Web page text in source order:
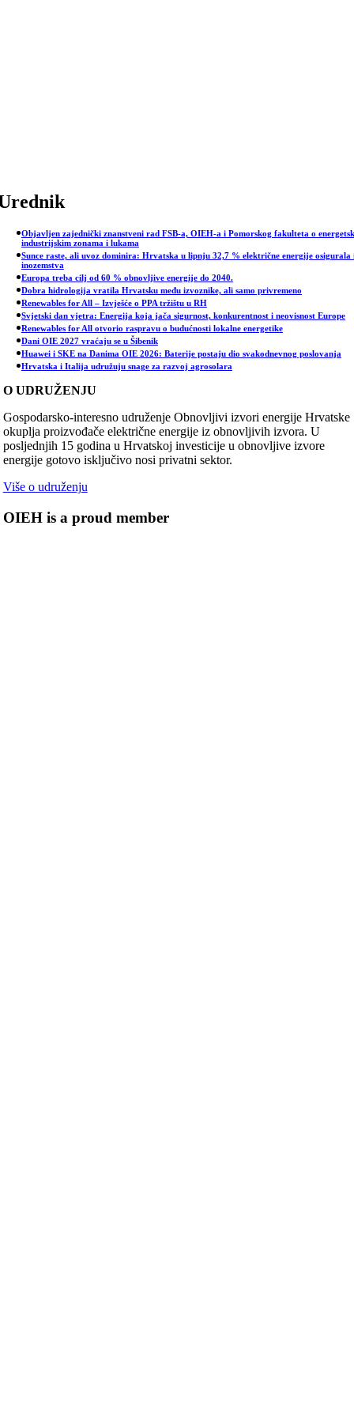
Objavljen zajednički znanstveni rad FSB-a, OIEH-a i Pomorskog fakulteta o
industrijskim zonama i lukama
Sunce raste, ali uvoz dominira: Hrvatska u lipnju 32,7 % električne energije osigurala
inozemstva
Europa treba cilj od 60 % obnovljive energije do 2040.
Dobra hidrologija vratila Hrvatsku među izvoznike, ali samo privremeno
Renewables for All – Izvješće o PPA tržištu u RH
Svjetski dan vjetra: Energija koja jača sigurnost, konkurentnost i neovisnost Europe
Renewables for All otvorio raspravu o budućnosti lokalne energetike
Dani OIE 2027 vraćaju se u Šibenik
Huawei i SKE na Danima OIE 2026: Baterije postaju dio svakodnevnog poslovanja
Hrvatska i Italija udružuju snage za razvoj agrosolara
O UDRUŽENJU
Gospodarsko-interesno udruženje Obnovljivi izvori energije Hrvatske
okuplja proizvođače električne energije iz obnovljivih izvora. U
posljednjih 15 godina u Hrvatskoj investicije u obnovljive izvore
energije gotovo isključivo nosi privatni sektor.
Više o udruženju
OIEH is a proud member